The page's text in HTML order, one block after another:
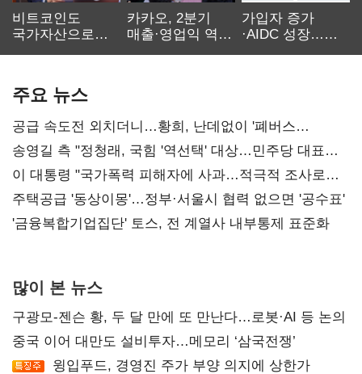
비트코인도
국가자산으로…'
카카오, 2분기
매출·영업익 역대
가입자 증가
·AIDC 성장…
주요 뉴스
공급 속도전 외치더니…황희, 난데없이 '폐버스
리모델링' 제안
송영길 측 "정청래, 국힘 '역선택' 대상…민주당 대표로
총선 지휘 못해"
이 대통령 "국가폭력 피해자에 사과…적극적 조사로
진실 밝혀야"
주택공급 '동상이몽'…정부·서울시 협력 없으면 '공수표'
'금융복합기업집단' 토스, 전 계열사 내부통제 표준화
많이 본 뉴스
구광모-젠슨 황, 두 달 만에 또 만난다…로봇·AI 등 논의
중국 이어 대만도 설비투자…메모리 ‘삼국전쟁’
윙입푸드, 경영진 주가 부양 의지에 상한가